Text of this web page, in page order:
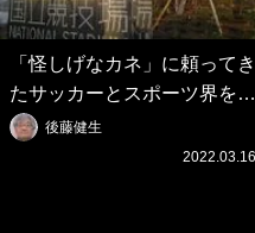
「怪しげなカネ」に頼ってき
たサッカーとスポーツ界を待
つ未来(4)スポーツを「持続
可能」にする「真の投資」の
後藤健生
2022.03.16